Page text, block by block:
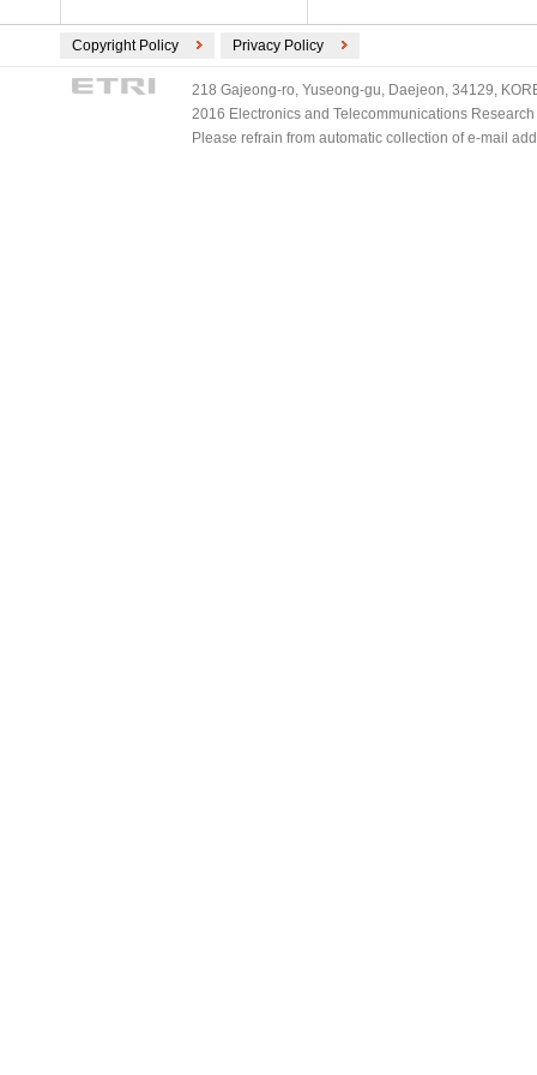
Copyright Policy Privacy Policy
218 Gajeong-ro, Yuseong-gu, Daejeon, 34129,
2016 Electronics and Telecommunications
Please refrain from automatic collection of e-mail